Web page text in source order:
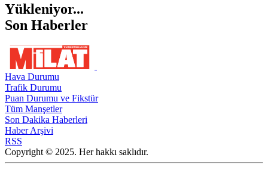
Yükleniyor...
Son Haberler
Hava Durumu
Trafik Durumu
Puan Durumu ve Fikstür
Tüm Manşetler
Son Dakika Haberleri
Haber Arşivi
RSS
Copyright © 2025. Her hakkı saklıdır.